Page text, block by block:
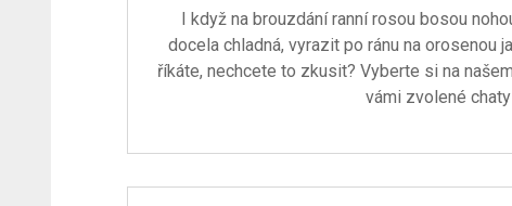
I když na brouzdání ranní rosou bosou
docela chladná, vyrazit po ránu na orosenou
říkáte, nechcete to zkusit? Vyberte si na
vámi zvolené